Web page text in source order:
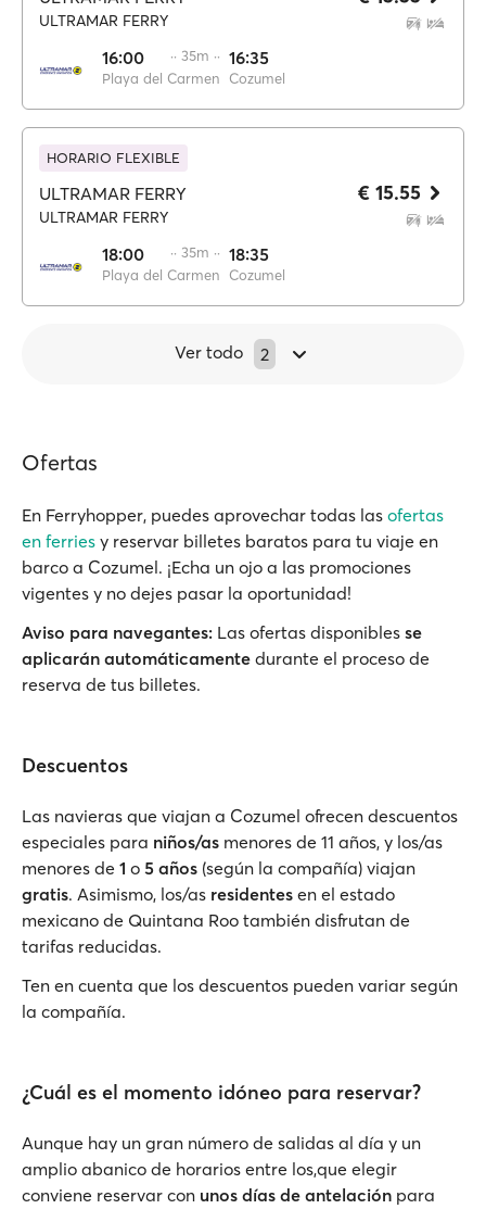
ULTRAMAR FERRY
16:00
Playa del Carmen
·· 35m ·· 16:35
Cozumel
HORARIO FLEXIBLE
ULTRAMAR FERRY
ULTRAMAR FERRY
18:00
Playa del Carmen
·· 35m ·· 18:35
Cozumel
€ 15.55
Ver todo 2
Ofertas
En Ferryhopper, puedes aprovechar todas las ofertas
en ferries y reservar billetes baratos para tu viaje en
barco a Cozumel. ¡Echa un ojo a las promociones
vigentes y no dejes pasar la oportunidad!
Aviso para navegantes: Las ofertas disponibles se
aplicarán automáticamente durante el proceso de
reserva de tus billetes.
Descuentos
Las navieras que viajan a Cozumel ofrecen descuentos
especiales para niños/as menores de 11 años, y los/as
menores de 1 o 5 años (según la compañía) viajan
gratis. Asimismo, los/as residentes en el estado
mexicano de Quintana Roo también disfrutan de
tarifas reducidas.
Ten en cuenta que los descuentos pueden variar según
la compañía.
¿Cuál es el momento idóneo para reservar?
Aunque hay un gran número de salidas al día y un
amplio abanico de horarios entre los,que elegir
conviene reservar con unos días de antelación para